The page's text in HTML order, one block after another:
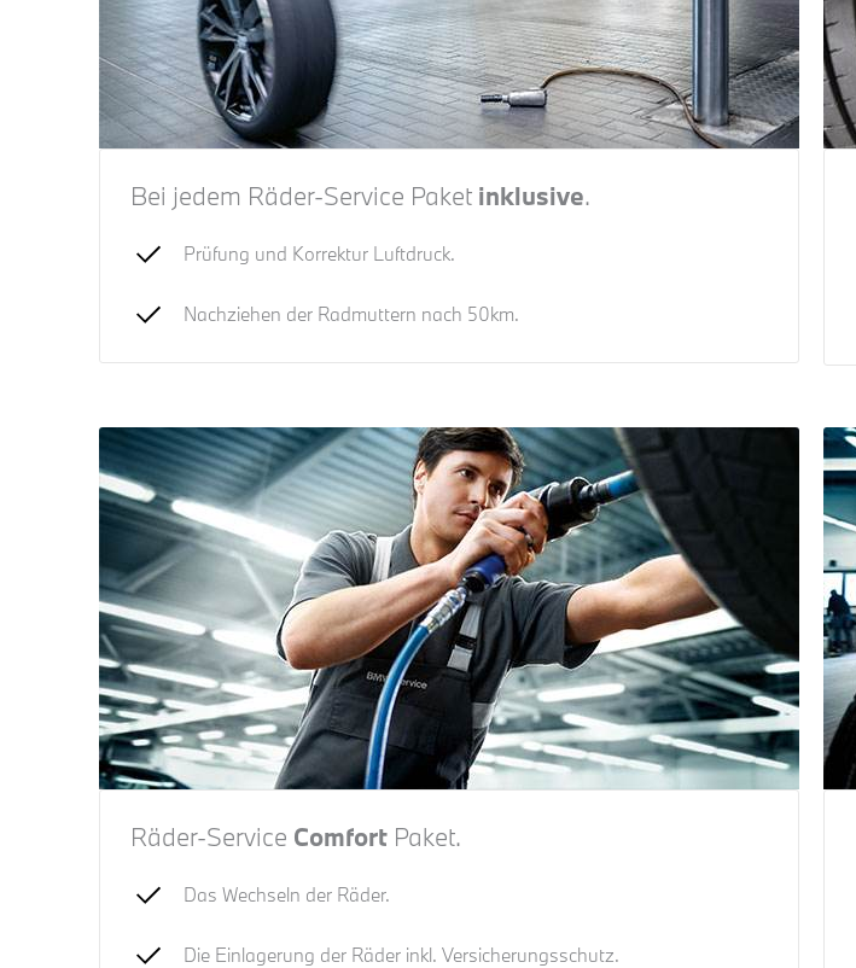
Bei jedem Räder-Service Paket inklusive.
Prüfung und Korrektur Luftdruck.
Nachziehen der Radmuttern nach 50km.
Räder-Service Comfort Paket.
Das Wechseln der Räder.
Die Einlagerung der Räder inkl. Versicherungsschutz.